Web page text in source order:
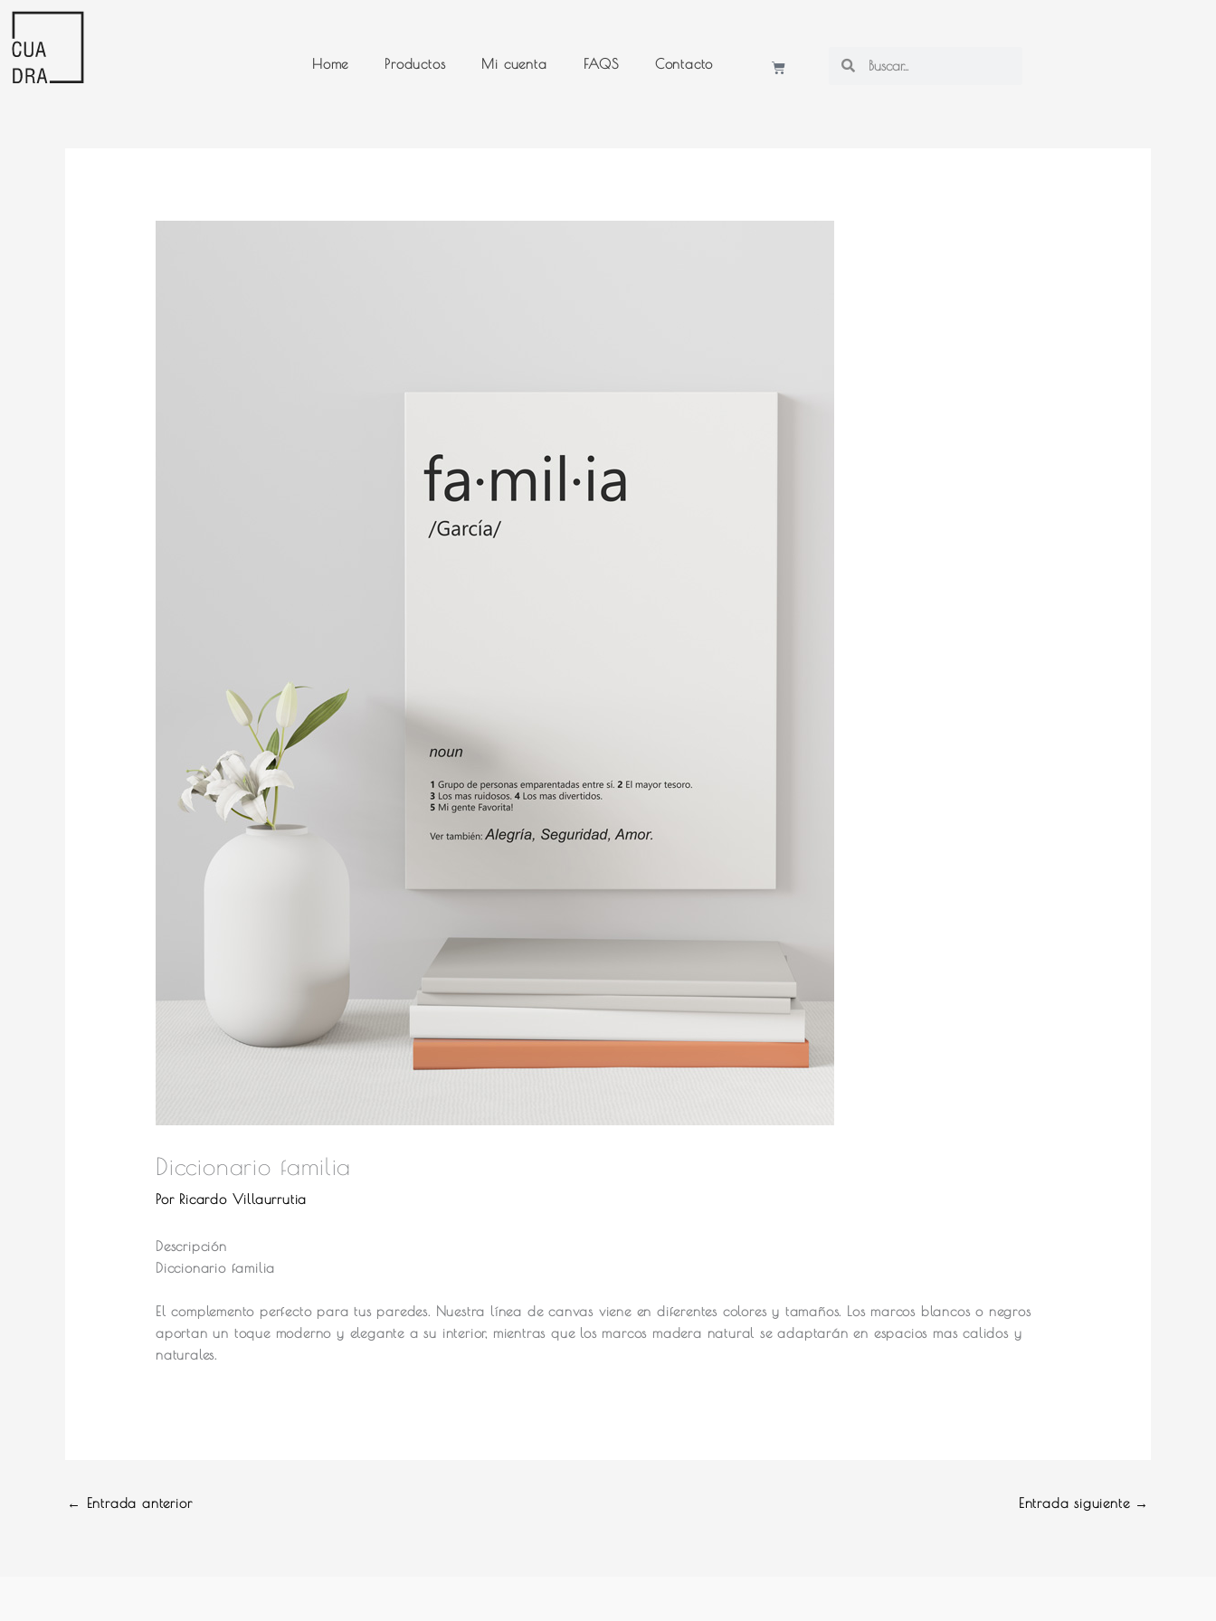
contenido
Home Productos Mi cuenta FAQS Contacto Cart
SearchSearch
Diccionario familia
Por Ricardo Villaurrutia
Descripción
Diccionario familia
El complemento perfecto para tus paredes. Nuestra línea de canvas viene en diferentes colores y tamaños. Los marcos blancos o negros
aportan un toque moderno y elegante a su interior, mientras que los marcos madera natural se adaptarán en espacios mas calidos y
naturales.
← Entrada anterior Entrada siguiente →